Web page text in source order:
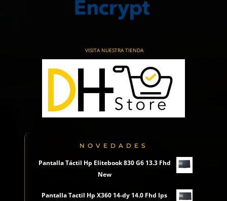
VISITA NUESTRA TIENDA
NOVEDADES
Pantalla Táctil Hp Elitebook 830 G6 13.3 Fhd
New
Pantalla Tactil Hp X360 14-dy 14.0 Fhd Ips